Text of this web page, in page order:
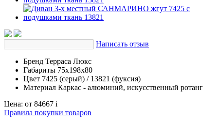
Написать отзыв
Бренд Терраса Люкс
Габариты 75х198х80
Цвет 7425 (серый) / 13821 (фуксия)
Материал Каркас - алюминий, искусственный ротанг
Цена: от 84667 i
Правила покупки товаров